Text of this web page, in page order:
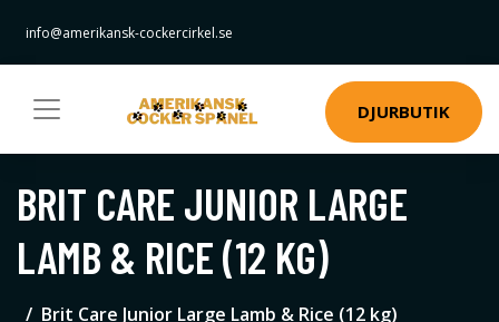
info@amerikansk-cockercirkel.se
DJURBUTIK
BRIT CARE JUNIOR LARGE
LAMB & RICE (12 KG)
Brit Care Junior Large Lamb & Rice (12 kg)